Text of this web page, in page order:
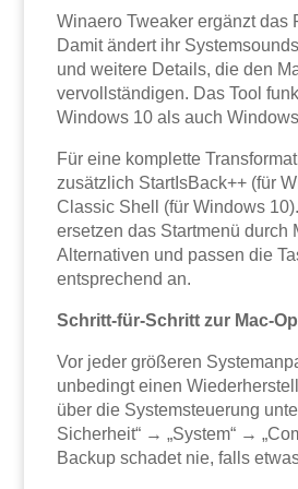
Winaero Tweaker ergänzt das
Damit ändert ihr
und weitere Details, die den
vervollständigen. Das Tool
Windows 10 als auch
Für eine komplette
zusätzlich StartIsBack++ (für
Classic Shell (für Windows
ersetzen das Startmenü durch
Alternativen und passen die
entsprechend an.
Schritt-für-Schritt zur Mac-
Vor jeder größeren
unbedingt einen
über die Systemsteuerung
Sicherheit“ → „System“ →
Backup schadet nie, falls